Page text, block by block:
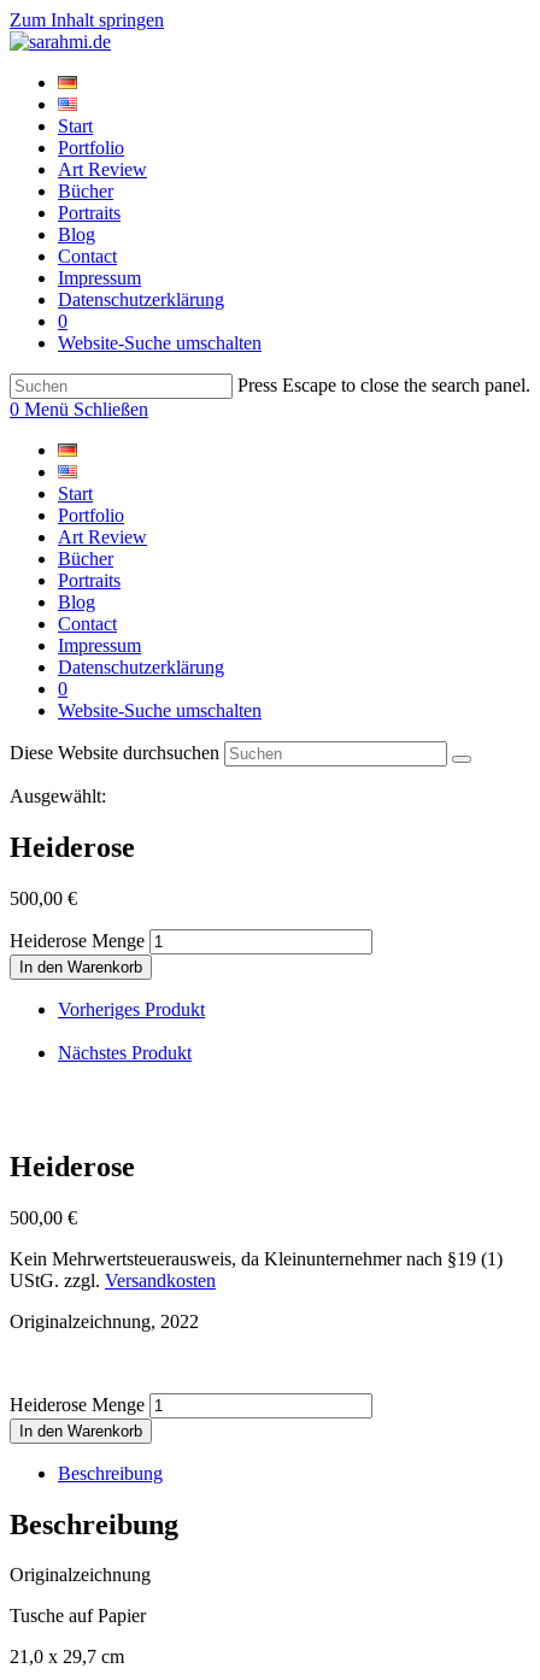
Zum Inhalt springen
Start
Portfolio
Art Review
Bücher
Portraits
Blog
Contact
Impressum
Datenschutzerklärung
0
Website-Suche umschalten
Press Escape to close the search panel.
0 Menü Schließen
Start
Portfolio
Art Review
Bücher
Portraits
Blog
Contact
Impressum
Datenschutzerklärung
0
Website-Suche umschalten
Diese Website durchsuchen
Ausgewählt:
Heiderose
500,00 €
Heiderose Menge
In den Warenkorb
Vorheriges Produkt
Nächstes Produkt
Heiderose
500,00 €
Kein Mehrwertsteuerausweis, da Kleinunternehmer nach §19 (1)
UStG. zzgl. Versandkosten
Originalzeichnung, 2022
Heiderose Menge
In den Warenkorb
Beschreibung
Beschreibung
Originalzeichnung
Tusche auf Papier
21,0 x 29,7 cm